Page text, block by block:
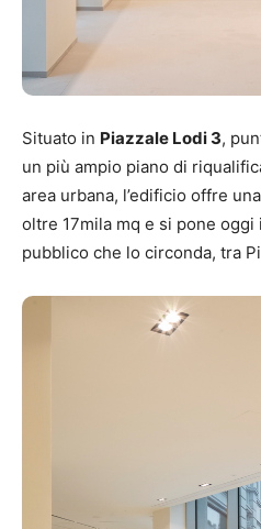
Situato in Piazzale Lodi 3,
un più ampio piano di
area urbana, l’edificio offre
oltre 17mila mq e si pone
pubblico che lo circonda, tra